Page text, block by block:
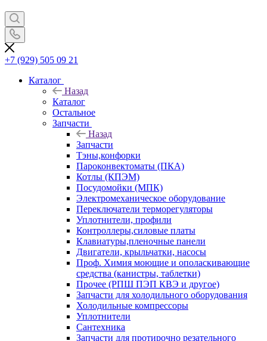
+7 (929) 505 09 21
Каталог
Назад
Каталог
Остальное
Запчасти
Назад
Запчасти
Тэны,конфорки
Пароконвектоматы (ПКА)
Котлы (КПЭМ)
Посудомойки (МПК)
Электромеханическое оборудование
Переключатели терморегуляторы
Уплотнители, профили
Контроллеры,силовые платы
Клавиатуры,пленочные панели
Двигатели, крыльчатки, насосы
Проф. Химия моющие и ополаскивающие
средства (канистры, таблетки)
Прочее (РПШ ПЭП КВЭ и другое)
Запчасти для холодильного оборудования
Холодильные компрессоры
Уплотнители
Сантехника
Запчасти для протирочно резательного